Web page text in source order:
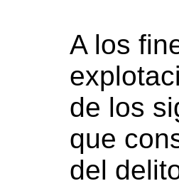
A los
de los
que
del